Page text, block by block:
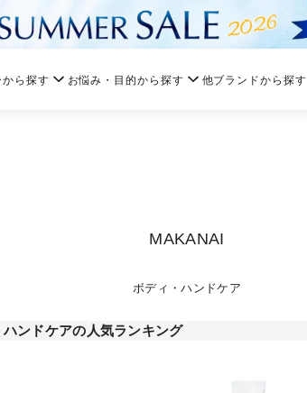
から探す お悩み・目的から探す 他ブランドから探す
MAKANAI
ボディ・ハンドケア
ハンドケアの人気ランキング